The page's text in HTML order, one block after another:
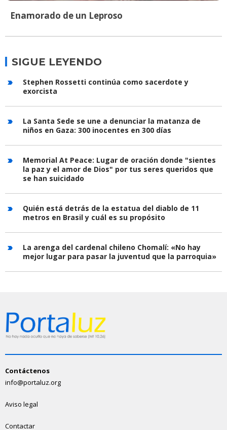
Enamorado de un Leproso
SIGUE LEYENDO
Stephen Rossetti continúa como sacerdote y
exorcista
La Santa Sede se une a denunciar la matanza de
niños en Gaza: 300 inocentes en 300 días
Memorial At Peace: Lugar de oración donde "sientes
la paz y el amor de Dios" por tus seres queridos que
se han suicidado
Quién está detrás de la estatua del diablo de 11
metros en Brasil y cuál es su propósito
La arenga del cardenal chileno Chomalí: «No hay
mejor lugar para pasar la juventud que la parroquia»
Contáctenos
info@portaluz.org
Aviso legal
Contactar